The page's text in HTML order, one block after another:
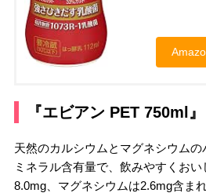
『エビアン PET 750ml』
天然のカルシウムとマグネシウム
ミネラル含有量で、飲みやすくお
8.0mg、マグネシウムは2.6mg含ま